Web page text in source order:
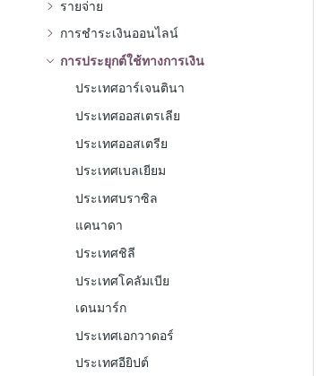
รายจ่าย
การชำระเงินออนไลน์
การประยุกต์ใช้ทางการเงิน
ประเทศอาร์เจนตินา
ประเทศออสเตรเลีย
ประเทศออสเตรีย
ประเทศเบลเยียม
ประเทศบราซิล
แคนาดา
ประเทศชิลี
ประเทศโคลัมเบีย
เดนมาร์ก
ประเทศเอกวาดอร์
ประเทศอียิปต์